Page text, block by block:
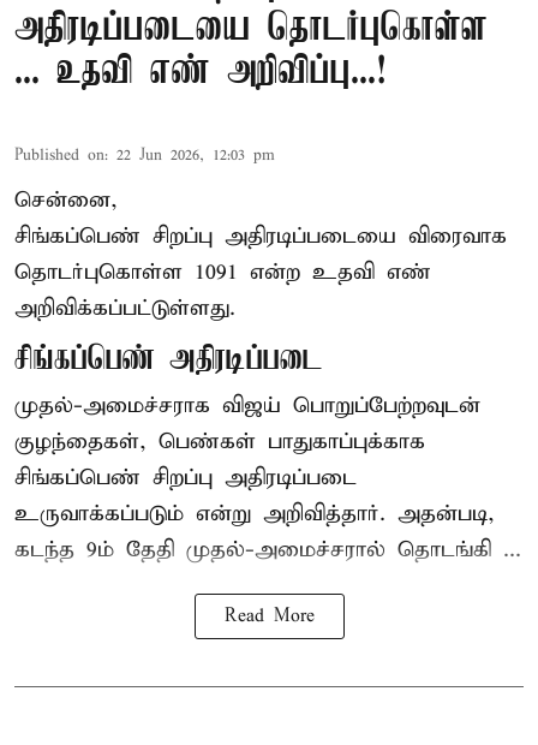
அதிரடிப்படையை தொடர்புகொள்ள
... உதவி எண் அறிவிப்பு...!
Published on: 22 Jun 2026, 12:03 pm
சென்னை,
சிங்கப்பெண் சிறப்பு அதிரடிப்படையை விரைவாக
தொடர்புகொள்ள 1091 என்ற உதவி எண்
அறிவிக்கப்பட்டுள்ளது.
சிங்கப்பெண் அதிரடிப்படை
முதல்-அமைச்சராக விஜய் பொறுப்பேற்றவுடன்
குழந்தைகள், பெண்கள் பாதுகாப்புக்காக
சிங்கப்பெண் சிறப்பு அதிரடிப்படை
உருவாக்கப்படும் என்று அறிவித்தார். அதன்படி,
கடந்த 9ம் தேதி முதல்-அமைச்சரால் தொடங்கி ...
Read More